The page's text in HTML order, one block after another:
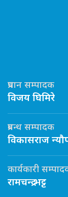
प्रधान सम्पादक
विजय घिमिरे
प्रबन्ध सम्पादक
विकासराज
कार्यकारी
रामचन्द्र भट्ट